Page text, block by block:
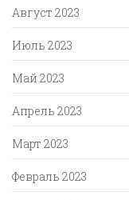
Август 2023
Июль 2023
Май 2023
Апрель 2023
Март 2023
Февраль 2023